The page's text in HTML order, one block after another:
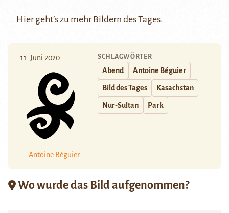
Hiergeht’s zu mehr Bildern des Tages.
11. Juni 2020
Antoine Béguier
SCHLAGWÖRTER
Abend Antoine Béguier
Bild des Tages Kasachstan
Nur-Sultan Park
Wo wurde das Bild aufgenommen?